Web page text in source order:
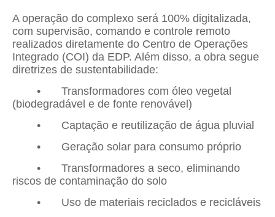
A operação do complexo será 100% digitalizada,
com supervisão, comando e controle remoto
realizados diretamente do Centro de Operações
Integrado (COI) da EDP. Além disso, a obra segue
diretrizes de sustentabilidade:
•
Transformadores com óleo vegetal
(biodegradável e de fonte renovável)
•
Captação e reutilização de água pluvial
•
Geração solar para consumo próprio
•
Transformadores a seco, eliminando
riscos de contaminação do solo
•
Uso de materiais reciclados e recicláveis